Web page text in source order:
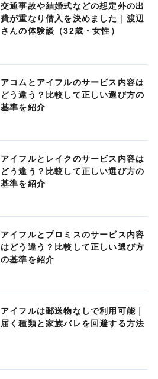
交通事故や結婚式などの想定外の出
費が重なり借入を決めました｜渡辺
さんの体験談（32歳・女性）
アコムとアイフルのサービス内容は
どう違う？比較して正しい選び方の
基準を紹介
アイフルとレイクのサービス内容は
どう違う？比較して正しい選び方の
基準を紹介
アイフルとプロミスのサービス内容
はどう違う？比較して正しい選び方
の基準を紹介
アイフルは郵送物なしで利用可能｜
届く種類と家族バレを回避する方法